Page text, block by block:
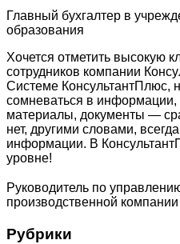
Главный бухгалтер в
образования
Хочется отметить высокую
сотрудников компании
Системе КонсультантПлюс,
сомневаться в информации,
материалы, документы —
нет, другими словами,
информации. В
уровне!
Руководитель по
производственной компании
Рубрики